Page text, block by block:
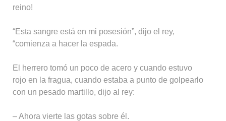
reino!
“Esta sangre está en mi posesión”, dijo el rey,
“comienza a hacer la espada.
El herrero tomó un poco de acero y cuando estuvo
rojo en la fragua, cuando estaba a punto de golpearlo
con un pesado martillo, dijo al rey:
– Ahora vierte las gotas sobre él.